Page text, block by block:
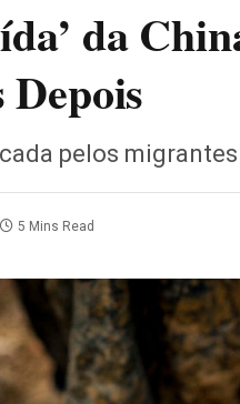
da
Depois
pelos
5 Mins Read